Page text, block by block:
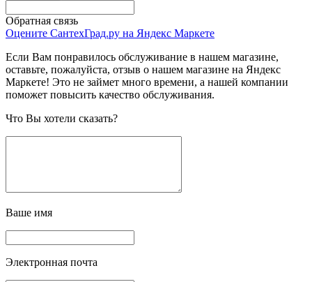
Обратная связь
Оцените СантехГрад.ру на Яндекс Маркете
Если Вам понравилось обслуживание в нашем магазине,
оставьте, пожалуйста, отзыв о нашем магазине на Яндекс
Маркете! Это не займет много времени, а нашей компании
поможет повысить качество обслуживания.
Что Вы хотели сказать?
Ваше имя
Электронная почта